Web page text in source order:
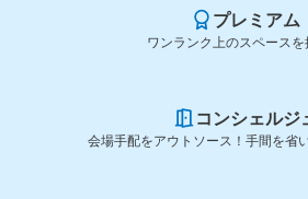
プレミアム
ワンランク上のスペースを
コンシェルジ
会場手配をアウトソース！手間を省